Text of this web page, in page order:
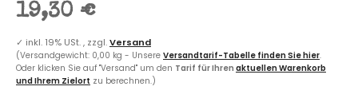
19,30 €
✓ inkl. 19% USt. , zzgl.Versand
(Versandgewicht: 0,00 kg - Unsere Versandtarif-Tabelle finden Sie hier.
Oder klicken Sie auf "Versand" um den Tarif für Ihren aktuellen Warenkorb
und Ihrem Zielort zu berechnen.)